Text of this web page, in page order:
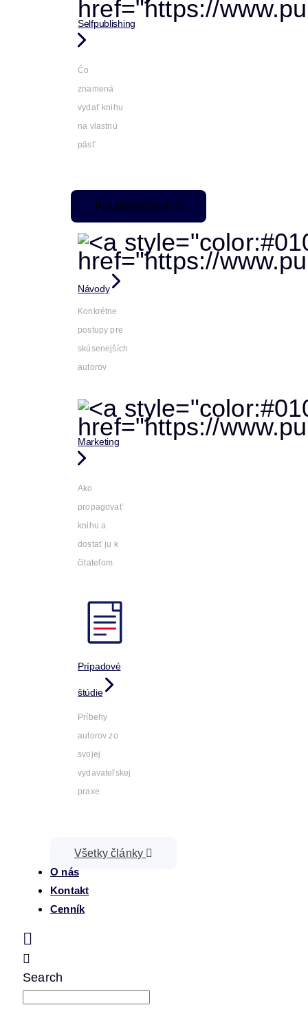
Selfpublishing
Čo
znamená
vydať knihu
na vlastnú
päsť
Pre pokročilých
Návody
Konkrétne
postupy pre
skúsenejších
autorov
Marketing
Ako
propagovať
knihu a
dostať ju k
čitateľom
Prípadové
štúdie
Príbehy
autorov zo
svojej
vydavateľskej
praxe
Všetky články
O nás
Kontakt
Cenník
Search